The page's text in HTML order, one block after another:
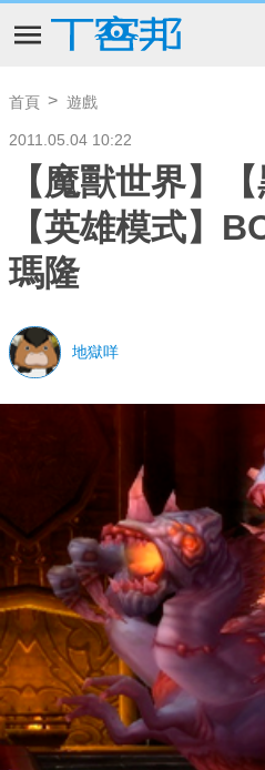
首頁 遊戲
2011.05.04 10:22
【魔獸世界】【
【英雄模式】
瑪隆
地獄咩